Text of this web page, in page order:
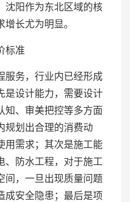
沈阳作为东北区域的核
长尤为明显。
标准
服务，行业内已经形成
是设计能力，需要设计
知、审美把控等多方面
规划出合理的消费动
用需求；其次是施工能
、防水工程，对于施工
间，一旦出现质量问题
成安全隐患；最后是项